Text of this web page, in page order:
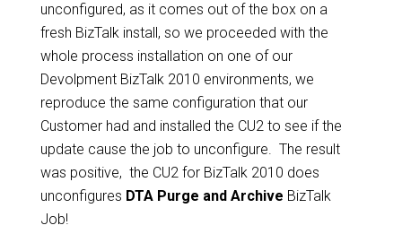
unconfigured, as it comes out of the box on a
fresh BizTalk install, so we proceeded with the
whole process installation on one of our
Devolpment BizTalk 2010 environments, we
reproduce the same configuration that our
Customer had and installed the CU2 to see if the
update cause the job to unconfigure. The result
was positive, the CU2 for BizTalk 2010 does
unconfigures DTA Purge and Archive BizTalk
Job!